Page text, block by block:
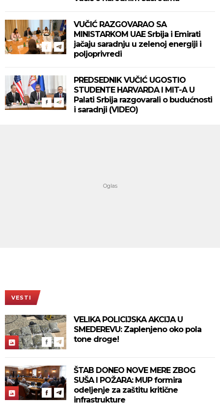
VUČIĆ RAZGOVARAO SA
MINISTARKOM UAE Srbija i Emirati
jačaju saradnju u zelenoj energiji i
poljoprivredi
PREDSEDNIK VUČIĆ UGOSTIO
STUDENTE HARVARDA I MIT-A U
Palati Srbija razgovarali o budućnosti
i saradnji (VIDEO)
VESTI
VELIKA POLICIJSKA AKCIJA U
SMEDEREVU: Zaplenjeno oko pola
tone droge!
ŠTAB DONEO NOVE MERE ZBOG
SUŠA I POŽARA: MUP formira
odeljenje za zaštitu kritične
infrastrukture